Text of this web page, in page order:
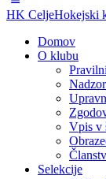
HK CeljeHokejski
Domov
O klubu
Vpis v
Selekcije